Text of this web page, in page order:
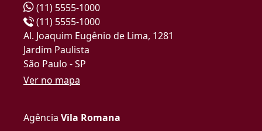
(11) 5555-1000
(11) 5555-1000
Al. Joaquim Eugênio de Lima, 1281
Jardim Paulista
São Paulo - SP
Ver no mapa
Agência Vila Romana